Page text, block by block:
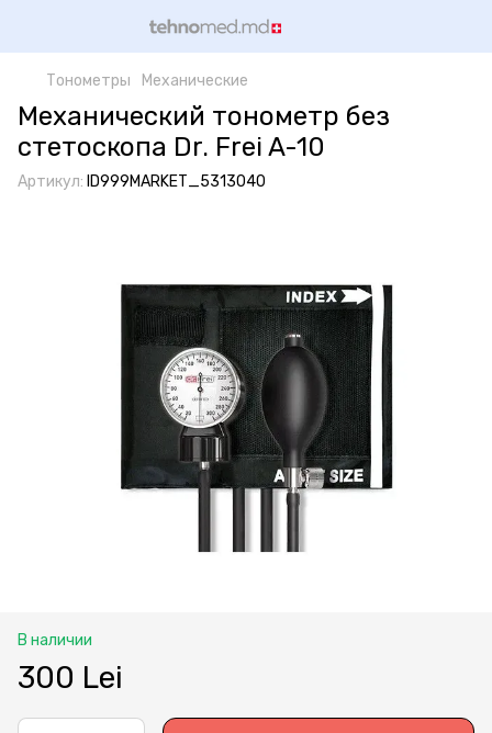
Тонометры Механические
Механический тонометр без
стетоскопа Dr. Frei A-10
Артикул: ID999MARKET_5313040
В наличии
300 Lei